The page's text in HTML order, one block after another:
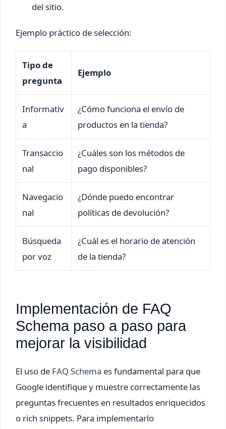
del sitio.
Ejemplo práctico de selección:
Tipo de
pregunta
Ejemplo
Informativ
a
¿Cómo funciona el envío de
productos en la tienda?
Transaccio
nal
¿Cuáles son los métodos de
pago disponibles?
Navegacio
nal
¿Dónde puedo encontrar
políticas de devolución?
Búsqueda
por voz
¿Cuál es el horario de atención
de la tienda?
Implementación de FAQ
Schema paso a paso para
mejorar la visibilidad
El uso de FAQ Schema es fundamental para que
Google identifique y muestre correctamente las
preguntas frecuentes en resultados enriquecidos
o rich snippets. Para implementarlo